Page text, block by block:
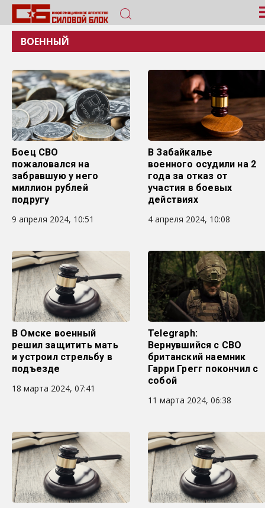
ВОЕННЫЙ
Боец СВО
пожаловался на
забравшую у него
миллион рублей
подругу
9 апреля 2024, 10:51
В Забайкалье
военного осудили на 2
года за отказ от
участия в боевых
действиях
4 апреля 2024, 10:08
В Омске военный
решил защитить мать
и устроил стрельбу в
подъезде
18 марта 2024, 07:41
Telegraph:
Вернувшийся с СВО
британский наемник
Гарри Грегг покончил с
собой
11 марта 2024, 06:38